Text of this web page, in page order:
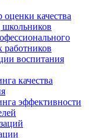
качества
школьников
работников
воспитания
качества
эффективности